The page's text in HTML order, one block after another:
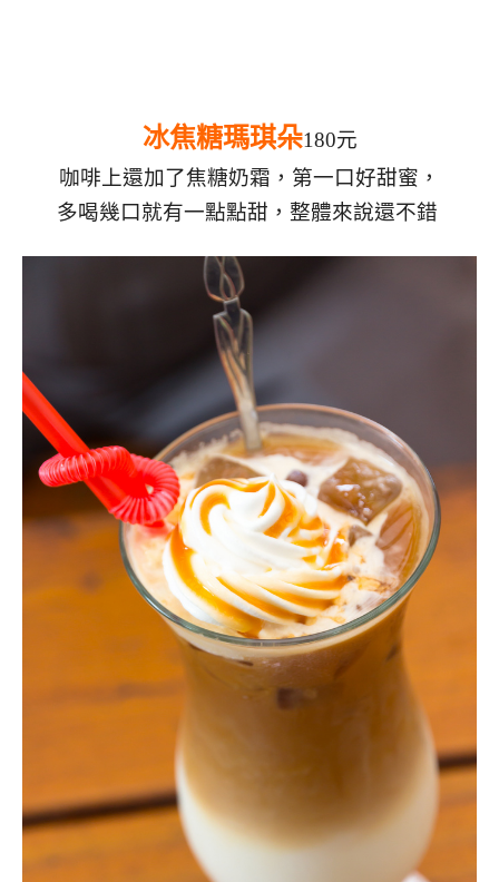
冰焦糖瑪琪朵180元
咖啡上還加了焦糖奶霜，第一口好甜蜜，
多喝幾口就有一點點甜，整體來說還不錯